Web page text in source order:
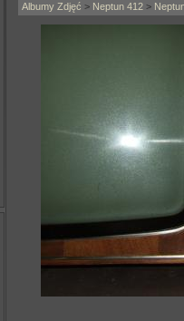
Albumy Zdjęć > Neptun 412 >